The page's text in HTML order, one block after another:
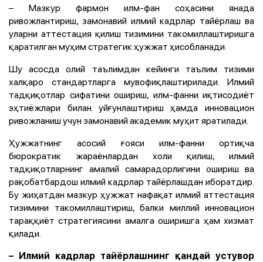
– Мазкур фармон илм-фан соҳасини янада
ривожлантириш, замонавий илмий кадрлар тайёрлаш ва
уларни аттестация қилиш тизимини такомиллаштиришга
қаратилган муҳим стратегик ҳужжат ҳисобланади.
Шу асосда олий таълимдан кейинги таълим тизими
халқаро стандартларга мувофиқлаштирилади. Илмий
тадқиқотлар сифатини ошириш, илм-фанни иқтисодиёт
эҳтиёжлари билан уйғунлаштириш ҳамда инновацион
ривожланиш учун замонавий академик муҳит яратилади.
Ҳужжатнинг асосий ғояси илм-фанни ортиқча
бюрократик жараёнлардан холи қилиш, илмий
тадқиқотларнинг амалий самарадорлигини ошириш ва
рақобатбардош илмий кадрлар тайёрлашдан иборатдир.
Бу жиҳатдан мазкур ҳужжат нафақат илмий аттестация
тизимини такомиллаштириш, балки миллий инновацион
тараққиёт стратегиясини амалга оширишга ҳам хизмат
қилади.
– Илмий кадрлар тайёрлашнинг қандай устувор